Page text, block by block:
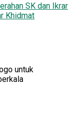
SK dan Ikrar
Khidmat
untuk